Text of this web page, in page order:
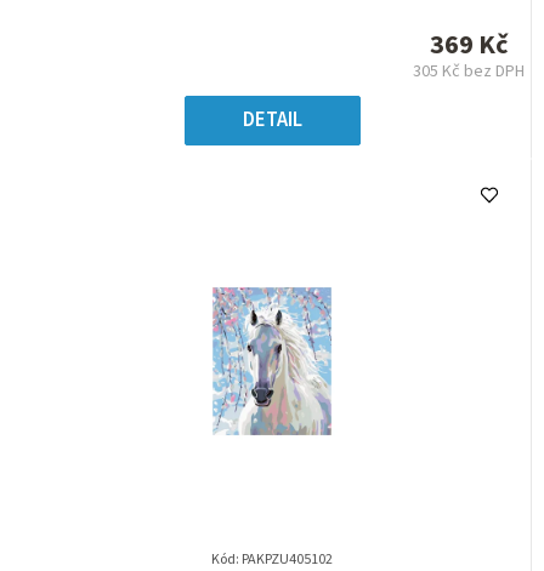
hvězdiček.
369 Kč
305 Kč bez DPH
DETAIL
Kód: PAKPZU405102